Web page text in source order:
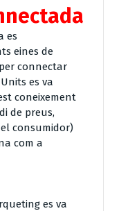
es
eines de
per connectar
es va
coneixement
de preus,
consumidor)
com a
es va